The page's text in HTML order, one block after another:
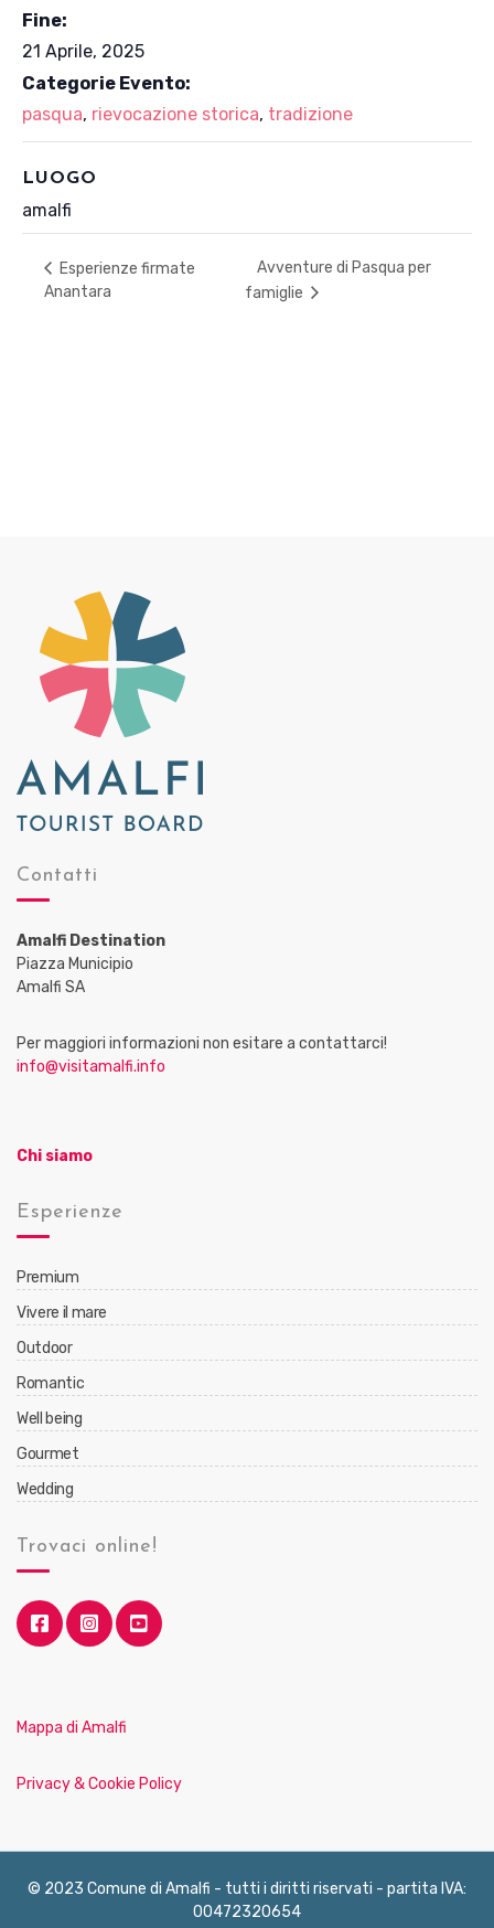
Fine:
21 Aprile, 2025
Categorie Evento:
pasqua, rievocazione storica, tradizione
LUOGO
amalfi
Esperienze firmate
Anantara
Avventure di Pasqua per
famiglie
Contatti
Amalfi Destination
Piazza Municipio
Amalfi SA
Per maggiori informazioni non esitare a contattarci!
info@visitamalfi.info
Chi siamo
Esperienze
Premium
Vivere il mare
Outdoor
Romantic
Well being
Gourmet
Wedding
Trovaci online!
Mappa di Amalfi
Privacy & Cookie Policy
© 2023 Comune di Amalfi - tutti i diritti riservati - partita IVA:
00472320654